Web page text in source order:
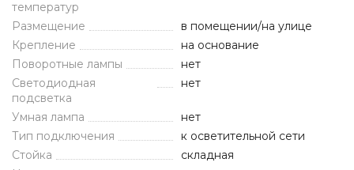
температур
Размещение
в помещении/на улице
Крепление
на основание
Поворотные лампы
нет
Светодиодная
подсветка
нет
Умная лампа
нет
Тип подключения
к осветительной сети
Стойка
складная